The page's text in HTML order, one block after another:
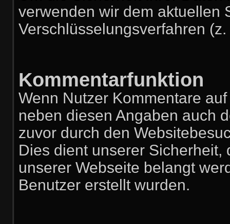
verwenden wir dem aktuellen
Verschlüsselungsverfahren
Kommentarfunktion
Wenn Nutzer Kommentare
neben diesen Angaben auch
zuvor durch den
Dies dient unserer
unserer Webseite belangt
Benutzer erstellt wurden.